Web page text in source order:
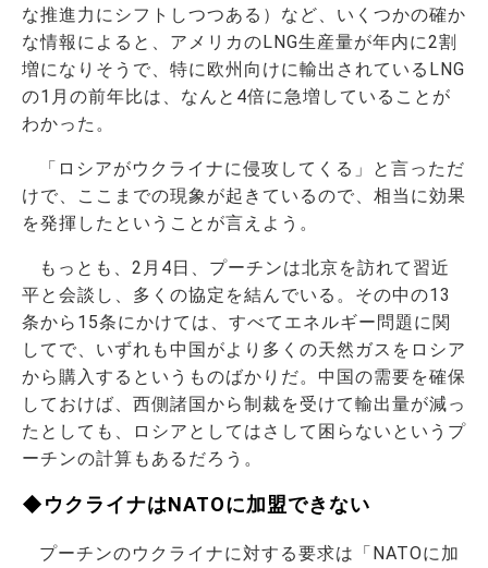
な推進力にシフトしつつある）など、いくつかの確か
な情報によると、アメリカのLNG生産量が年内に2割
増になりそうで、特に欧州向けに輸出されているLNG
の1月の前年比は、なんと4倍に急増していることが
わかった。
「ロシアがウクライナに侵攻してくる」と言っただ
けで、ここまでの現象が起きているので、相当に効果
を発揮したということが言えよう。
もっとも、2月4日、プーチンは北京を訪れて習近
平と会談し、多くの協定を結んでいる。その中の13
条から15条にかけては、すべてエネルギー問題に関
してで、いずれも中国がより多くの天然ガスをロシア
から購入するというものばかりだ。中国の需要を確保
しておけば、西側諸国から制裁を受けて輸出量が減っ
たとしても、ロシアとしてはさして困らないというプ
ーチンの計算もあるだろう。
◆ウクライナはNATOに加盟できない
プーチンのウクライナに対する要求は「NATOに加